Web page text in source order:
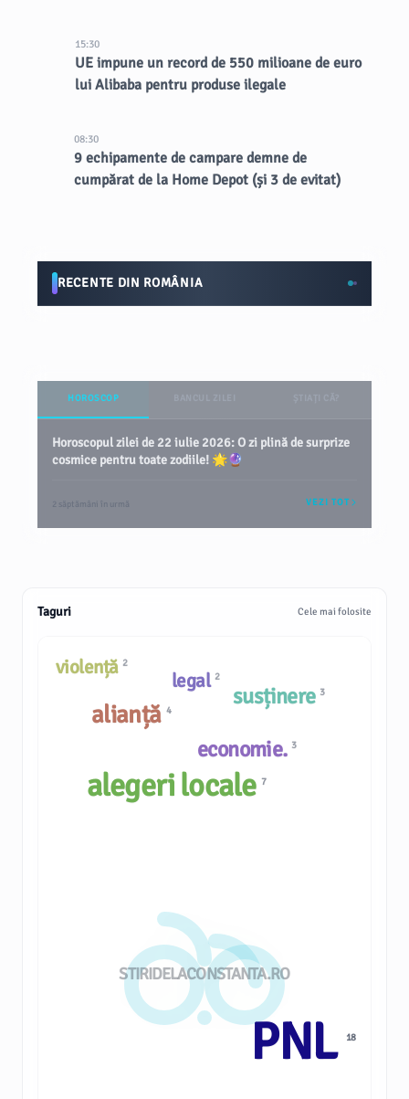
15:30
UE impune un record de 550 milioane de euro
lui Alibaba pentru produse ilegale
08:30
9 echipamente de campare demne de
cumpărat de la Home Depot (și 3 de evitat)
RECENTE DIN ROMÂNIA
HOROSCOP
Horoscopul zilei de 22 iulie 2026: O zi plină de surprize
cosmice pentru toate zodiile! 🌟🔮
2 săptămâni în urmă VEZI TOT
Taguri Cele mai folosite
STIRIDELACONSTANTA.RO
legal 2
economie. 3
violență 2
alianță 4
susținere 3
PNL 18
alegeri locale7